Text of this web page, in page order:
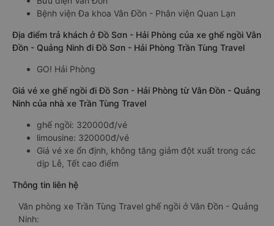
Bệnh viện Đa khoa Vân Đồn - Phân viện Quan Lạn
Địa điểm trả khách ở Đồ Sơn - Hải Phòng của xe ghế ngồi Vân
Đồn - Quảng Ninh đi Đồ Sơn - Hải Phòng Trần Tùng Travel
GO! Hải Phòng
Giá vé xe ghế ngồi đi Đồ Sơn - Hải Phòng từ Vân Đồn - Quảng
Ninh của nhà xe Trần Tùng Travel
ghế ngồi: 320000đ/vé
limousine: 320000đ/vé
Giá vé xe ổn định, không tăng giảm đột xuất trong các
dịp Lễ, Tết cao điểm
Thông tin liên hệ
Văn phòng xe Trần Tùng Travel ghế ngồi ở Vân Đồn - Quảng
Ninh: